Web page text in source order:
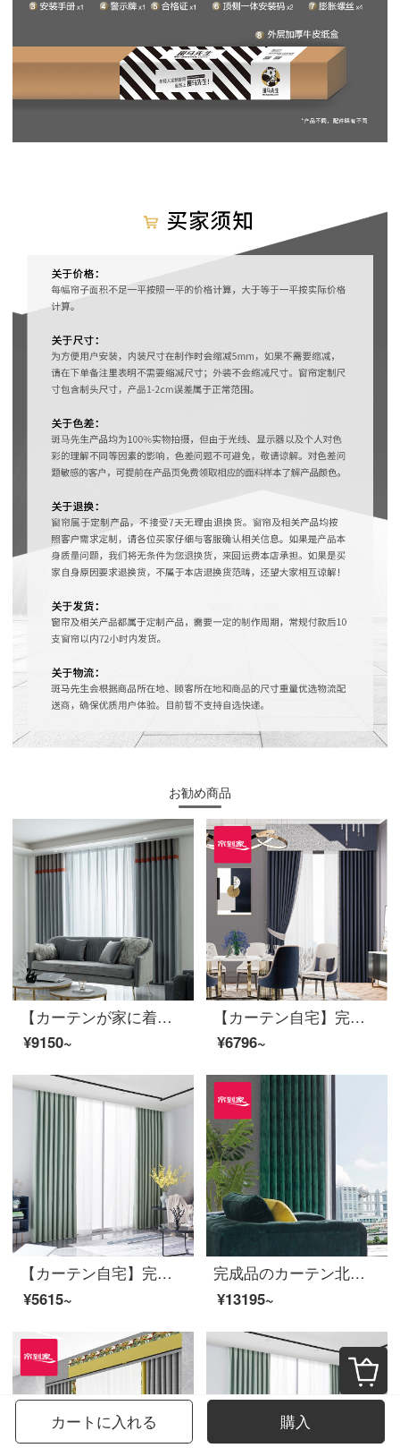
お勧め商品
【カーテンが家に着く】軽奢で絶色の双嬌高遮光カスタムジャカードカーテン製品ポリエステルリビングルームの現代床の窓をつなぎ合わせて定型化JBLW 017 Sフック/カーテンヘッドを含まない(高さ2.6メートル以内で改変可能)Sカーテンセット/ダブルオープン(適用窓幅2-2.6メートル)
¥9150~
【カーテン自宅】完成品のカーテン現代高遮光のカーテンのつなぎ合わせが簡単でファッション的で、高精密ジャカードカスタムリビングルームの床の窓LDC 20 SSB-0801 Sフック/カーテンなし（高さ2.6メートル以内で変更可能）Sのカーテンセット/ダブルオープン（適用窓幅2-2.6メートル）
¥6796~
【カーテン自宅】完成品のカーテン遮光布リビングルームのひびが簡単で高精密で現代的に定型化された純色のカーテンをカスタマイズしてLDC 20 FC-126少女緑Sフックを取り付ける。
¥5615~
完成品のカーテン北欧高遮光現代カスタマイズ迷野の魔法使いポリエステルの布のカーテン花リビングルームの床面合わせ窓LDC 20 SSC-72ノック/カーテンなし(高さ2.6メートル以内で変更可能)XLのカーテンセット/ダブルオープン(適用窓の幅4.1-1.4メートル)
¥13195~
カートに入れる 購入